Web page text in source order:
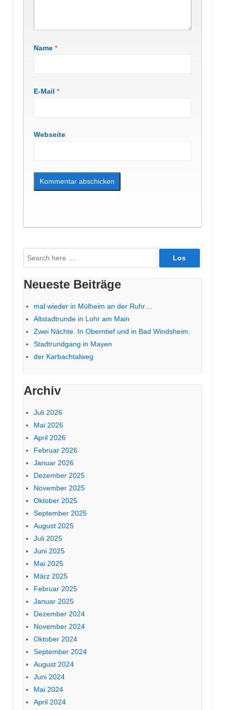
Name *
E-Mail *
Webseite
Suche
nach:
Neueste Beiträge
mal wieder in Mülheim an der Ruhr…
Altstadtrunde in Lohr am Main
Zwei Nächte. In Oberntief und in Bad Windsheim.
Stadtrundgang in Mayen
der Karbachtalweg
Archiv
Juli 2026
Mai 2026
April 2026
Februar 2026
Januar 2026
Dezember 2025
November 2025
Oktober 2025
September 2025
August 2025
Juli 2025
Juni 2025
Mai 2025
März 2025
Februar 2025
Januar 2025
Dezember 2024
November 2024
Oktober 2024
September 2024
August 2024
Juni 2024
Mai 2024
April 2024